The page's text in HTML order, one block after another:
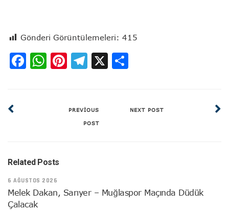
Gönderi Görüntülemeleri: 415
Facebook
WhatsApp
Pinterest
Telegram
X
PREVIOUS
POST
NEXT POST
Related Posts
6 AĞUSTOS 2026
Melek Dakan, Sarıyer – Muğlaspor Maçında Düdük
Çalacak